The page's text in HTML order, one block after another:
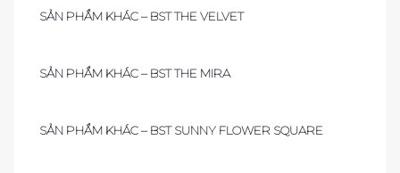
SẢN PHẨM KHÁC – BST THE VELVET
SẢN PHẨM KHÁC – BST THE MIRA
SẢN PHẨM KHÁC – BST SUNNY FLOWER SQUARE